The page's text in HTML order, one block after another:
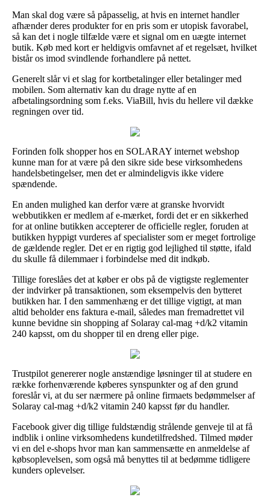
Man skal dog være så påpasselig, at hvis en internet handler
afhænder deres produkter for en pris som er utopisk favorabel,
så kan det i nogle tilfælde være et signal om en uægte internet
butik. Køb med kort er heldigvis omfavnet af et regelsæt, hvilket
bistår os imod svindlende forhandlere på nettet.
Generelt slår vi et slag for kortbetalinger eller betalinger med
mobilen. Som alternativ kan du drage nytte af en
afbetalingsordning som f.eks. ViaBill, hvis du hellere vil dække
regningen over tid.
Forinden folk shopper hos en SOLARAY internet webshop
kunne man for at være på den sikre side bese virksomhedens
handelsbetingelser, men det er almindeligvis ikke videre
spændende.
En anden mulighed kan derfor være at granske hvorvidt
webbutikken er medlem af e-mærket, fordi det er en sikkerhed
for at online butikken accepterer de officielle regler, foruden at
butikken hyppigt vurderes af specialister som er meget fortrolige
de gældende regler. Det er en rigtig god lejlighed til støtte, ifald
du skulle få dilemmaer i forbindelse med dit indkøb.
Tillige foreslåes det at køber er obs på de vigtigste reglementer
der indvirker på transaktionen, som eksempelvis den bytteret
butikken har. I den sammenhæng er det tillige vigtigt, at man
altid beholder ens faktura e-mail, således man fremadrettet vil
kunne bevidne sin shopping af Solaray cal-mag +d/k2 vitamin
240 kapsst, om du shopper til en dreng eller pige.
Trustpilot genererer nogle anstændige løsninger til at studere en
række forhenværende køberes synspunkter og af den grund
foreslår vi, at du ser nærmere på online firmaets bedømmelser af
Solaray cal-mag +d/k2 vitamin 240 kapsst før du handler.
Facebook giver dig tillige fuldstændig strålende genveje til at få
indblik i online virksomhedens kundetilfredshed. Tilmed møder
vi en del e-shops hvor man kan sammensætte en anmeldelse af
købsoplevelsen, som også må benyttes til at bedømme tidligere
kunders oplevelser.